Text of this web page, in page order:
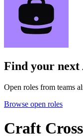
Find your next
Open roles from teams
Browse open roles
Craft